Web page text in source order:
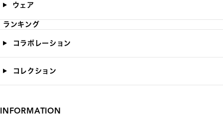
ウェア
ランキング
コラボレーション
コレクション
INFORMATION